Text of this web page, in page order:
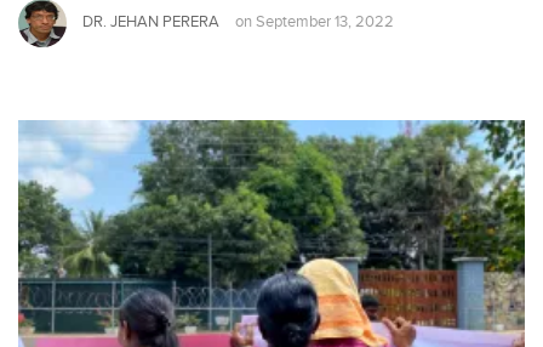
DR. JEHAN PERERA on September 13, 2022